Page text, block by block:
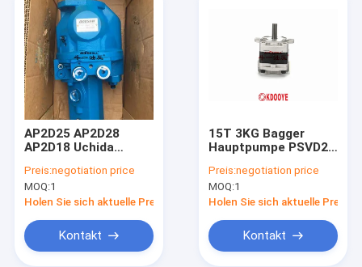
AP2D25 AP2D28
AP2D18 Uchida
Pump für DH55 DH60
R60
Preis:negotiation price
MOQ:1
Holen Sie sich aktuelle Preis
Kontakt
15T 3KG Bagger
Hauptpumpe PSVD2-
Standard
Preis:negotiation price
MOQ:1
Holen Sie sich aktuelle Preis
Kontakt